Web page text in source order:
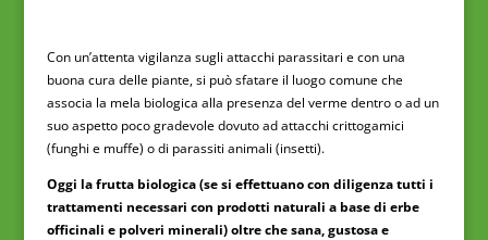
Con un’attenta vigilanza sugli attacchi parassitari e con una
buona cura delle piante, si può sfatare il luogo comune che
associa la mela biologica alla presenza del verme dentro o ad un
suo aspetto poco gradevole dovuto ad attacchi crittogamici
(funghi e muffe) o di parassiti animali (insetti).
Oggi la frutta biologica (se si effettuano con diligenza tutti i
trattamenti necessari con prodotti naturali a base di erbe
officinali e polveri minerali) oltre che sana, gustosa e